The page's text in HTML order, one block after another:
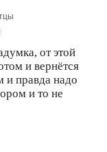
от этой
и вернётся
и правда надо
и то не